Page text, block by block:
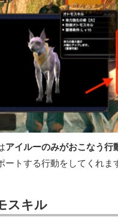
アイルーのみがおこなう行
ートする行動をしてくれま
スキル